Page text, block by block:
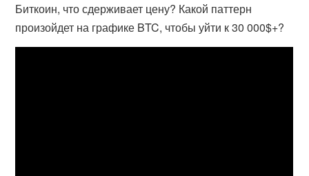
Биткоин, что сдерживает цену? Какой паттерн
произойдет на графике BTC, чтобы уйти к 30 000$+?